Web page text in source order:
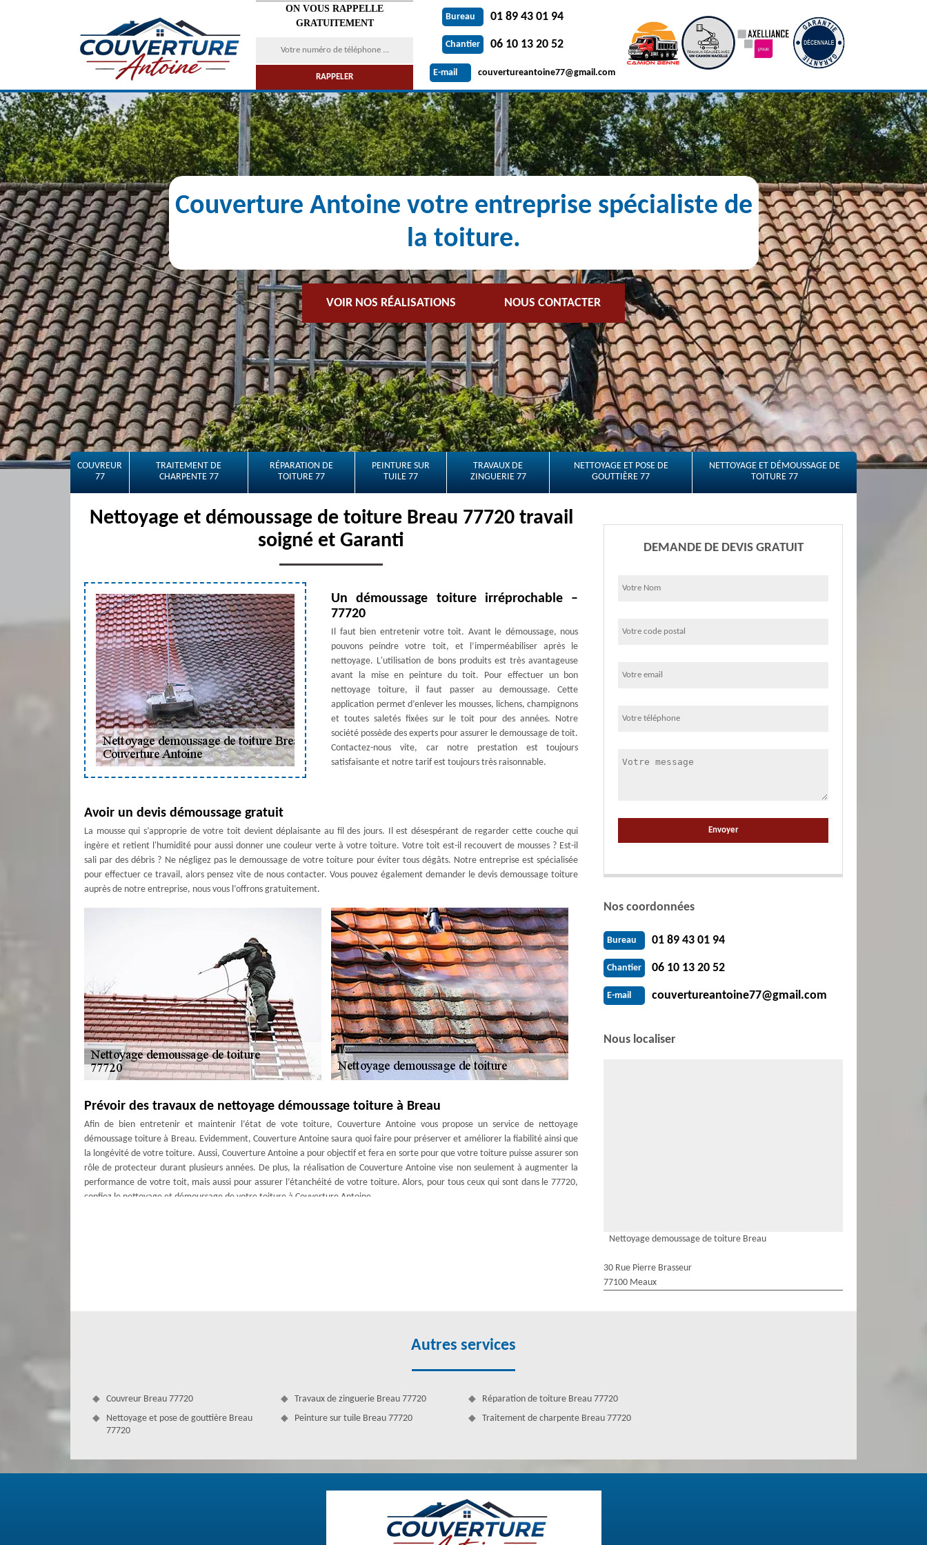
ON VOUS RAPPELLE
GRATUITEMENT
Bureau 01 89 43 01 94
Chantier 06 10 13 20 52
E-mail couvertureantoine77@gmail.com
Couverture Antoine votre entreprise spécialiste de
la toiture.
VOIR NOS RÉALISATIONS NOUS CONTACTER
COUVREUR
77
TRAITEMENT DE
CHARPENTE 77
RÉPARATION DE
TOITURE 77
PEINTURE SUR
TUILE 77
TRAVAUX DE
ZINGUERIE 77
NETTOYAGE ET POSE DE
GOUTTIÈRE 77
NETTOYAGE ET DÉMOUSSAGE DE
TOITURE 77
Nettoyage et démoussage de toiture Breau 77720 travail
soigné et Garanti
Un démoussage toiture irréprochable –
77720
Il faut bien entretenir votre toit. Avant le démoussage, nous
pouvons peindre votre toit, et l’imperméabiliser après le
nettoyage. L'utilisation de bons produits est très avantageuse
avant la mise en peinture du toit. Pour effectuer un bon
nettoyage toiture, il faut passer au demoussage. Cette
application permet d’enlever les mousses, lichens, champignons
et toutes saletés fixées sur le toit pour des années. Notre
société possède des experts pour assurer le demoussage de toit.
Contactez-nous vite, car notre prestation est toujours
satisfaisante et notre tarif est toujours très raisonnable.
Avoir un devis démoussage gratuit
La mousse qui s’approprie de votre toit devient déplaisante au fil des jours. Il est désespérant de regarder cette couche qui
ingère et retient l'humidité pour aussi donner une couleur verte à votre toiture. Votre toit est-il recouvert de mousses ? Est-il
sali par des débris ? Ne négligez pas le demoussage de votre toiture pour éviter tous dégâts. Notre entreprise est spécialisée
pour effectuer ce travail, alors pensez vite de nous contacter. Vous pouvez également demander le devis demoussage toiture
auprès de notre entreprise, nous vous l’offrons gratuitement.
Prévoir des travaux de nettoyage démoussage toiture à Breau
Afin de bien entretenir et maintenir l’état de vote toiture, Couverture Antoine vous propose un service de nettoyage
démoussage toiture à Breau. Evidemment, Couverture Antoine saura quoi faire pour préserver et améliorer la fiabilité ainsi que
la longévité de votre toiture. Aussi, Couverture Antoine a pour objectif et fera en sorte pour que votre toiture puisse assurer son
rôle de protecteur durant plusieurs années. De plus, la réalisation de Couverture Antoine vise non seulement à augmenter la
performance de votre toit, mais aussi pour assurer l’étanchéité de votre toiture. Alors, pour tous ceux qui sont dans le 77720,
confiez le nettoyage et démoussage de votre toiture à Couverture Antoine.
Un démoussage doit être réalisé par des pros pour garantir le bon état de votre toiture. Au cours de l'intervention, nous
DEMANDE DE DEVIS GRATUIT
Nos coordonnées
Bureau 01 89 43 01 94
Chantier 06 10 13 20 52
E-mail couvertureantoine77@gmail.com
Nous localiser
Nettoyage demoussage de toiture Breau
30 Rue Pierre Brasseur
77100 Meaux
Autres services
Couvreur Breau 77720
Nettoyage et pose de gouttière Breau
77720
Travaux de zinguerie Breau 77720
Peinture sur tuile Breau 77720
Réparation de toiture Breau 77720
Traitement de charpente Breau 77720